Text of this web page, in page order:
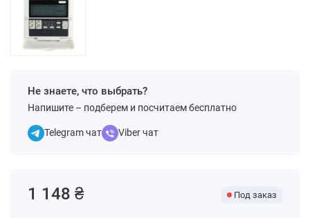
Не знаете, что выбрать?
Напишите – подберем и посчитаем бесплатно
Telegram чат Viber чат
1 148 ₴ Под заказ